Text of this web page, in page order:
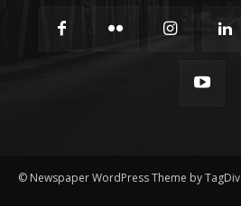
© Newspaper WordPress Theme by TagDiv